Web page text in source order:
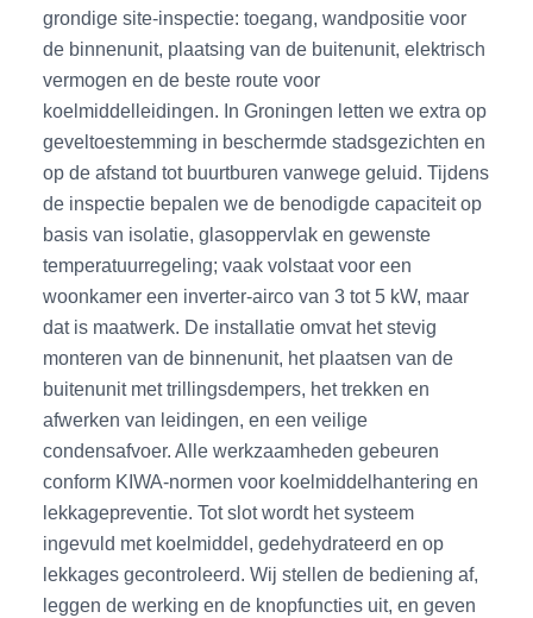
grondige site-inspectie: toegang, wandpositie voor
de binnenunit, plaatsing van de buitenunit, elektrisch
vermogen en de beste route voor
koelmiddelleidingen. In Groningen letten we extra op
geveltoestemming in beschermde stadsgezichten en
op de afstand tot buurtburen vanwege geluid. Tijdens
de inspectie bepalen we de benodigde capaciteit op
basis van isolatie, glasoppervlak en gewenste
temperatuurregeling; vaak volstaat voor een
woonkamer een inverter-airco van 3 tot 5 kW, maar
dat is maatwerk. De installatie omvat het stevig
monteren van de binnenunit, het plaatsen van de
buitenunit met trillingsdempers, het trekken en
afwerken van leidingen, en een veilige
condensafvoer. Alle werkzaamheden gebeuren
conform KIWA-normen voor koelmiddelhante­ring en
lekkagepreventie. Tot slot wordt het systeem
ingevuld met koelmiddel, gedehydrateerd en op
lekkages gecontroleerd. Wij stellen de bediening af,
leggen de werking en de knopfuncties uit, en geven